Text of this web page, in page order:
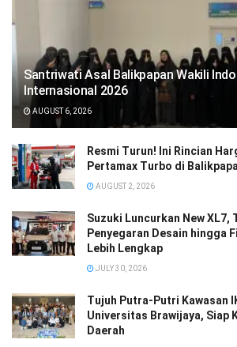
Santriwati Asal Balikpapan Wakili
Internasional 2026
AUGUST 6, 2026
Resmi Turun! Ini Rincian
Pertamax Turbo di
AUGUST 2, 2026
Suzuki Luncurkan New XL7,
Penyegaran Desain hingga
Lebih Lengkap
JULY 30, 2026
Tujuh Putra-Putri Kawasan
Universitas Brawijaya, Siap
Daerah